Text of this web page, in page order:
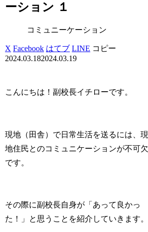
ーション １
コミュニーケーション
X Facebook はてブ LINE コピー
2024.03.182024.03.19
こんにちは！副校長イチローです。
現地（田舎）で日常生活を送るには、現
地住民とのコミュニケーションが不可欠
です。
その際に副校長自身が「あって良かっ
た！」と思うことを紹介していきます。